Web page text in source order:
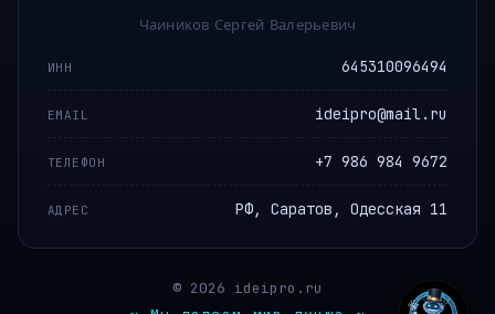
Чаиников Сергей Валерьевич
ИНН 645310096494
EMAIL ideipro@mail.ru
ТЕЛЕФОН +7 986 984 9672
АДРЕС РФ, Саратов, Одесская 11
© 2026 ideipro.ru